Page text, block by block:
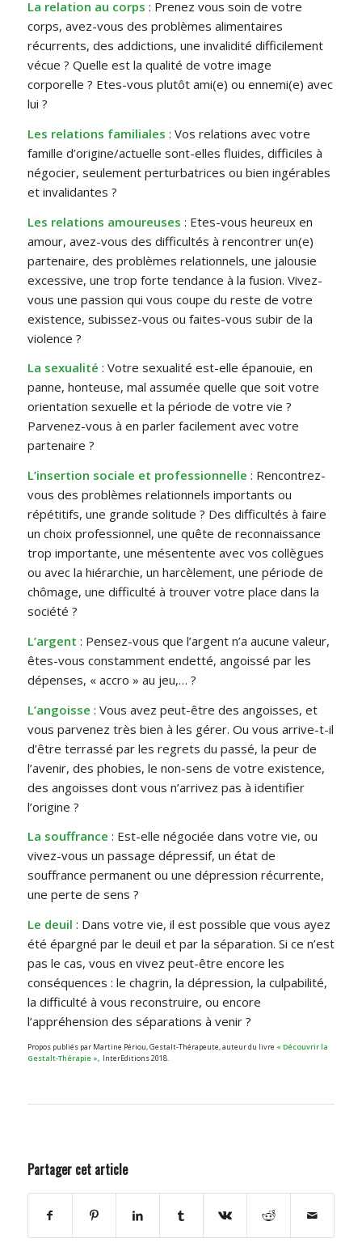
La relation au corps : Prenez vous soin de votre
corps, avez-vous des problèmes alimentaires
récurrents, des addictions, une invalidité difficilement
vécue ? Quelle est la qualité de votre image
corporelle ? Etes-vous plutôt ami(e) ou ennemi(e) avec
lui ?
Les relations familiales : Vos relations avec votre
famille d’origine/actuelle sont-elles fluides, difficiles à
négocier, seulement perturbatrices ou bien ingérables
et invalidantes ?
Les relations amoureuses : Etes-vous heureux en
amour, avez-vous des difficultés à rencontrer un(e)
partenaire, des problèmes relationnels, une jalousie
excessive, une trop forte tendance à la fusion. Vivez-
vous une passion qui vous coupe du reste de votre
existence, subissez-vous ou faites-vous subir de la
violence ?
La sexualité : Votre sexualité est-elle épanouie, en
panne, honteuse, mal assumée quelle que soit votre
orientation sexuelle et la période de votre vie ?
Parvenez-vous à en parler facilement avec votre
partenaire ?
L’insertion sociale et professionnelle : Rencontrez-
vous des problèmes relationnels importants ou
répétitifs, une grande solitude ? Des difficultés à faire
un choix professionnel, une quête de reconnaissance
trop importante, une mésentente avec vos collègues
ou avec la hiérarchie, un harcèlement, une période de
chômage, une difficulté à trouver votre place dans la
société ?
L’argent : Pensez-vous que l’argent n’a aucune valeur,
êtes-vous constamment endetté, angoissé par les
dépenses, « accro » au jeu,… ?
L’angoisse : Vous avez peut-être des angoisses, et
vous parvenez très bien à les gérer. Ou vous arrive-t-il
d’être terrassé par les regrets du passé, la peur de
l’avenir, des phobies, le non-sens de votre existence,
des angoisses dont vous n’arrivez pas à identifier
l’origine ?
La souffrance : Est-elle négociée dans votre vie, ou
vivez-vous un passage dépressif, un état de
souffrance permanent ou une dépression récurrente,
une perte de sens ?
Le deuil : Dans votre vie, il est possible que vous ayez
été épargné par le deuil et par la séparation. Si ce n’est
pas le cas, vous en vivez peut-être encore les
conséquences : le chagrin, la dépression, la culpabilité,
la difficulté à vous reconstruire, ou encore
l’appréhension des séparations à venir ?
Propos publiés par Martine Périou, Gestalt-Thérapeute, auteur du livre « Découvrir la
Gestalt-Thérapie », InterEditions 2018.
Partager cet article